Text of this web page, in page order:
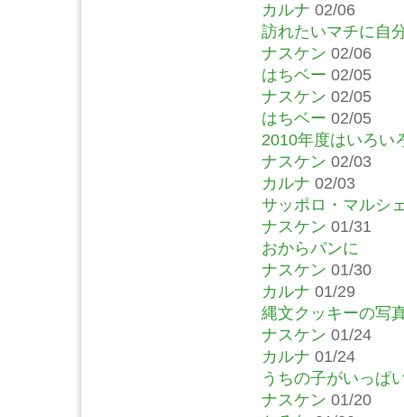
カルナ 02/06
訪れたいマチに自
ナスケン 02/06
はちベー 02/05
ナスケン 02/05
はちベー 02/05
2010年度はいろい
ナスケン 02/03
カルナ 02/03
サッポロ・マルシ
ナスケン 01/31
おからパンに
ナスケン 01/30
カルナ 01/29
縄文クッキーの写
ナスケン 01/24
カルナ 01/24
うちの子がいっぱ
ナスケン 01/20